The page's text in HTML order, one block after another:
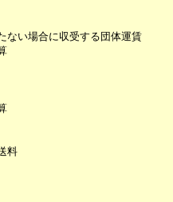
ない場合に収受する団体運賃
料